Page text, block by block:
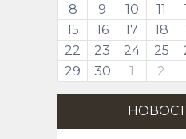
8
9 10 11
15
16 17 18
22
23 24 25
29
30 1 2